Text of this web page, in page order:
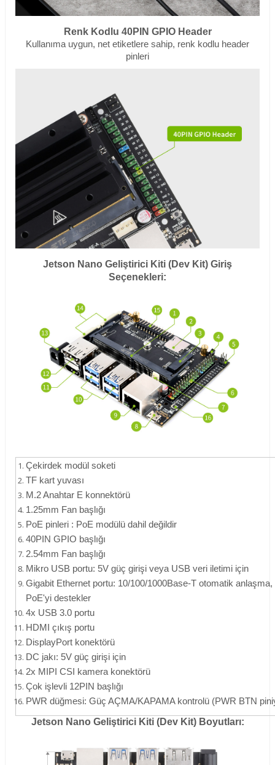
Renk Kodlu 40PIN GPIO Header
Kullanıma uygun, net etiketlere sahip, renk kodlu header
pinleri
Jetson Nano Geliştirici Kiti (Dev Kit) Giriş
Seçenekleri:
Çekirdek modül soketi
TF kart yuvası
M.2 Anahtar E konnektörü
1.25mm Fan başlığı
PoE pinleri : PoE modülü dahil değildir
40PIN GPIO başlığı
2.54mm Fan başlığı
Mikro USB portu: 5V güç girişi veya USB veri iletimi için
Gigabit Ethernet portu: 10/100/1000Base-T otomatik
PoE'yi destekler
4x USB 3.0 portu
HDMI çıkış portu
DisplayPort konektörü
DC jakı: 5V güç girişi için
2x MIPI CSI kamera konektörü
Çok işlevli 12PIN başlığı
PWR düğmesi: Güç AÇMA/KAPAMA kontrolü (PWR BTN
Jetson Nano Geliştirici Kiti (Dev Kit) Boyutları: